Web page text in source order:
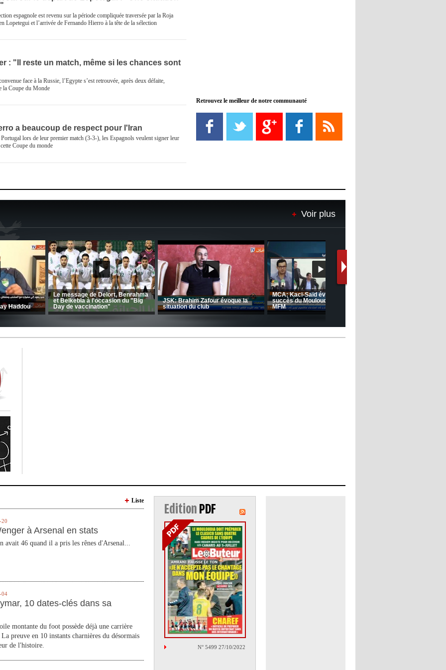
espagnole est revenu sur la période compliquée traversée par la Roja
Lopetegui et l’arrivée de Fernando Hierro à la tête de la sélection
: "Il reste un match, même si les chances sont
face à la Russie, l’Egypte s’est retrouvée, après deux défaite,
la Coupe du Monde
a beaucoup de respect pour l'Iran
Portugal lors de leur premier match (3-3-), les Espagnols veulent signer leur
Coupe du monde
08:21 - 2022/11/08
Liverpool mis en vente par son
propriétaire
de matchs"
départ d'Hazard cet hiver
Retrouvez le meilleur de notre communauté
Voir plus
Le message de Delort, Benrahma
et Belkebla à l'occasion du "Big
Day de vaccination"
Entretien avec Moulay Haddou
CRB: Entretien avec Toufik
Korichi
Liste
20
à Arsenal en stats
avait 46 quand il a pris les rênes d'Arsenal...
04
10 dates-clés dans sa
montante du foot possède déjà une carrière
preuve en 10 instants charnières du désormais
de l'histoire.
Edition PDF
N° 5499 27/10/2022